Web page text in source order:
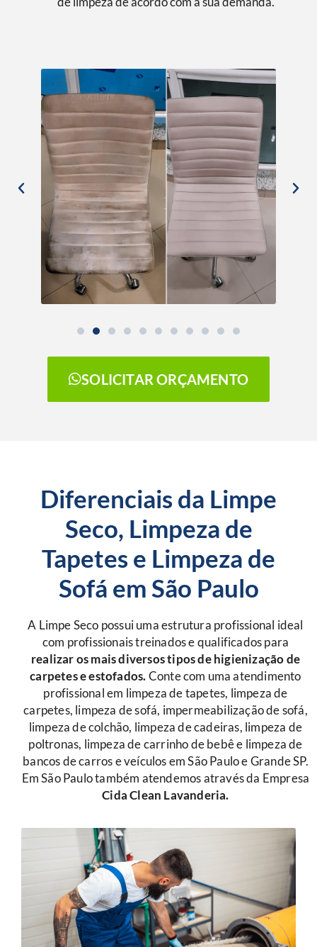
SOLICITAR ORÇAMENTO
Diferenciais da Limpe
Seco, Limpeza de
Tapetes e Limpeza de
Sofá em São Paulo
A Limpe Seco possui uma estrutura profissional ideal
com profissionais treinados e qualificados para
realizar os mais diversos tipos de higienização de
carpetes e estofados. Conte com uma atendimento
profissional em limpeza de tapetes, limpeza de
carpetes, limpeza de sofá, impermeabilização de sofá,
limpeza de colchão, limpeza de cadeiras, limpeza de
poltronas, limpeza de carrinho de bebê e limpeza de
bancos de carros e veículos em São Paulo e Grande SP.
Em São Paulo também atendemos através da Empresa
Cida Clean Lavanderia.